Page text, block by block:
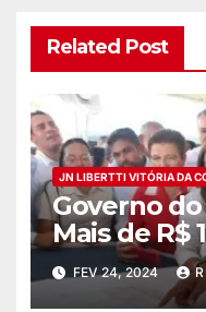
Related Post
JN LIBERTTI VITÓRIA DA
Governo
Mais de R$
Novo
Alagoinhas
FEV 24, 2024